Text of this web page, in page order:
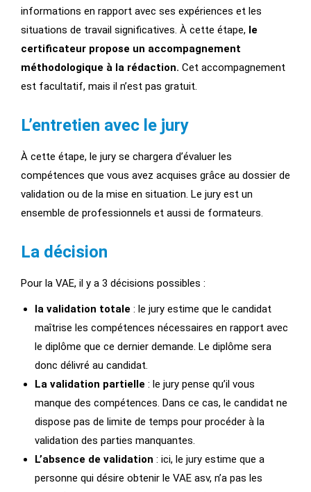
informations en rapport avec ses expériences et les
situations de travail significatives. À cette étape, le
certificateur propose un accompagnement
méthodologique à la rédaction. Cet accompagnement
est facultatif, mais il n’est pas gratuit.
L’entretien avec le jury
À cette étape, le jury se chargera d’évaluer les
compétences que vous avez acquises grâce au dossier de
validation ou de la mise en situation. Le jury est un
ensemble de professionnels et aussi de formateurs.
La décision
Pour la VAE, il y a 3 décisions possibles :
la validation totale : le jury estime que le candidat
maîtrise les compétences nécessaires en rapport avec
le diplôme que ce dernier demande. Le diplôme sera
donc délivré au candidat.
La validation partielle : le jury pense qu’il vous
manque des compétences. Dans ce cas, le candidat ne
dispose pas de limite de temps pour procéder à la
validation des parties manquantes.
L’absence de validation : ici, le jury estime que a
personne qui désire obtenir le VAE asv, n’a pas les